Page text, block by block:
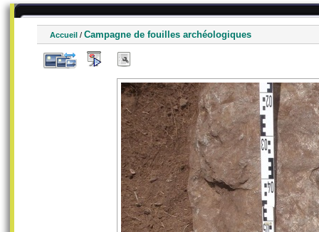
Accueil / Campagne de fouilles archéologiques